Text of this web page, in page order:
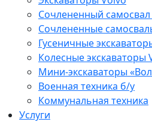
Сочлененный
Сочлененные
Гусеничные
Колесные экскаваторы
Мини-экскаваторы
Военная техника б/у
Коммунальная техника
Услуги